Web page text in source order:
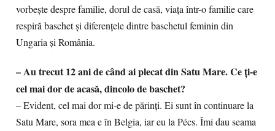
vorbește despre familie, dorul de casă, viața într-o familie care
respiră baschet și diferențele dintre baschetul feminin din
Ungaria și România.
– Au trecut 12 ani de când ai plecat din Satu Mare. Ce ți-e
cel mai dor de acasă, dincolo de baschet?
– Evident, cel mai dor mi-e de părinți. Ei sunt în continuare la
Satu Mare, sora mea e în Belgia, iar eu la Pécs. Îmi dau seama